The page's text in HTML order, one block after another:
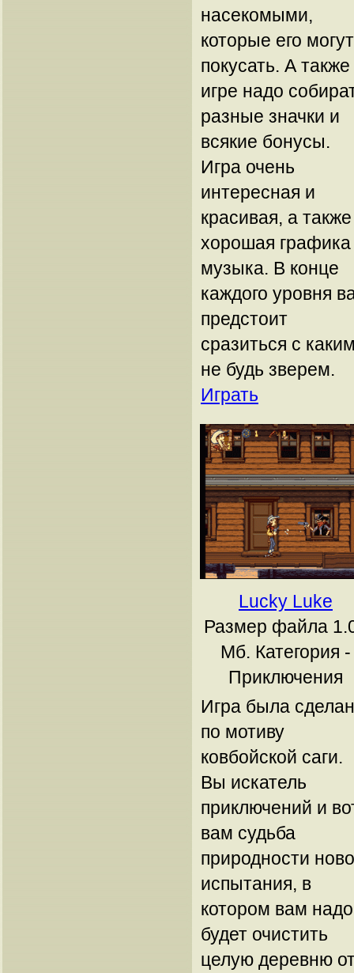
насекомыми,
которые его могут
покусать. А также
игре надо
разные значки и
всякие бонусы.
Игра очень
интересная и
красивая, а также
хорошая
музыка. В конце
каждого уровня
предстоит
сразиться с
не будь зверем.
Играть
Lucky Luke
Размер файла
Мб. Категория -
Приключения
Игра была
по мотиву
ковбойской саги.
Вы искатель
приключений и
вам судьба
природности
испытания, в
котором вам надо
будет очистить
целую деревню